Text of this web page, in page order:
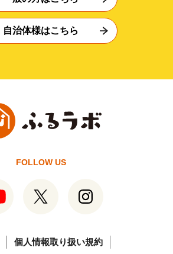
自治体様はこちら
FOLLOW US
個人情報取り扱い規約